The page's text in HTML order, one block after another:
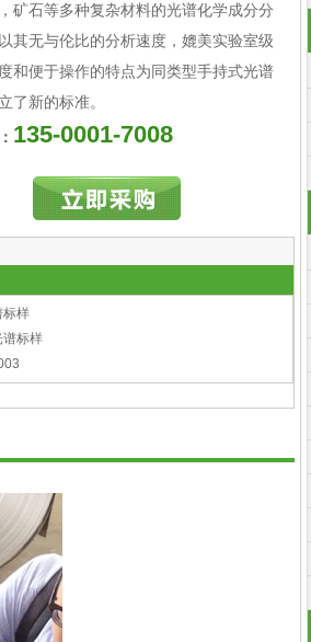
矿石等多种复杂材料的光谱化学成分分
其无与伦比的分析速度，媲美实验室级
和便于操作的特点为同类型手持式光谱
了新的标准。
135-0001-7008
标样
谱标样